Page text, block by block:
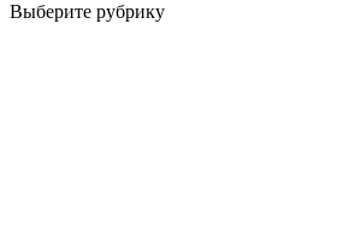
Выберите рубрику